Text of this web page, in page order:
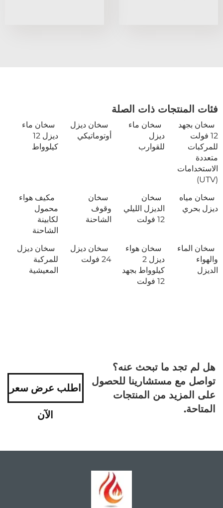
فئات المنتجات ذات الصلة
سخان بجهد
12 فولت
للمركبات
متعددة
الاستخدامات
سخان ماء
ديزل
للقوارب
سخان ديزل
أوتوماتيكي
سخان ماء
ديزل 12
كيلوواط
سخان مياه
ديزل بحري
سخان
الديزل الليلي
12 فولت
سخان
وقوف
الشاحنة
مكيف هواء
محمول
لكابينة
الشاحنة
سخان الماء
والهواء
الديزل
سخان هواء
ديزل 2
كيلوواط بجهد
12 فولت
سخان ديزل
24 فولت
سخان ديزل
للمركبة
المعيشية
هل لم تجد ما تبحث عنه؟
تواصل مع مستشارينا للحصول
على المزيد من المنتجات
المتاحة.
اطلب عرض سعر
الآن